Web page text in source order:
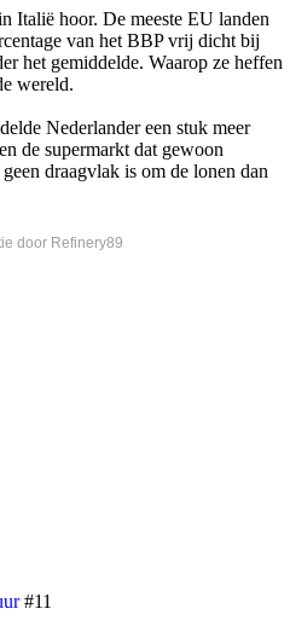
Italië hoor. De meeste EU landen
van het BBP vrij dicht bij
het gemiddelde. Waarop ze heffen
wereld.
Nederlander een stuk meer
de supermarkt dat gewoon
draagvlak is om de lonen dan
door Refinery89
#11